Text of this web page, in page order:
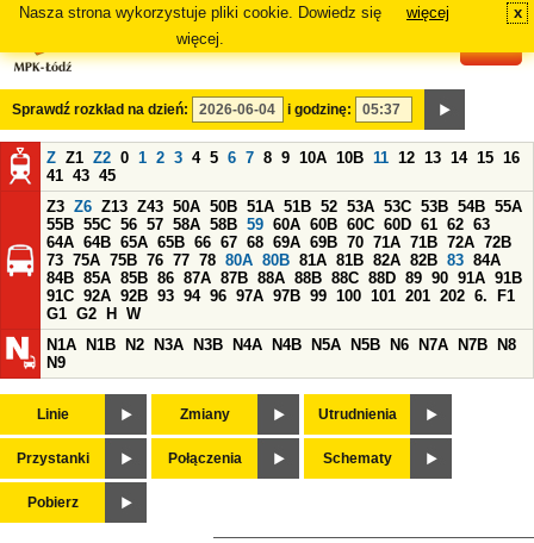
Nasza strona wykorzystuje pliki cookie. Dowiedz się
więcej.
więcej x
Sprawdź rozkład na dzień: i godzinę:
Z Z1 Z2 0 1 2 3 4 5 6 7 8 9 10A 10B 11 12 13 14 15 16
41 43 45
Z3 Z6 Z13 Z43 50A 50B 51A 51B 52 53A 53C 53B 54B 55A
55B 55C 56 57 58A 58B 59 60A 60B 60C 60D 61 62 63
64A 64B 65A 65B 66 67 68 69A 69B 70 71A 71B 72A 72B
73 75A 75B 76 77 78 80A 80B 81A 81B 82A 82B 83 84A
84B 85A 85B 86 87A 87B 88A 88B 88C 88D 89 90 91A 91B
91C 92A 92B 93 94 96 97A 97B 99 100 101 201 202 6.
F1
G1 G2 H
W
N1A
N1B N2 N3A N3B N4A N4B N5A N5B N6 N7A N7B
N8
N9
Linie Zmiany Utrudnienia
Przystanki Połączenia Schematy
Pobierz